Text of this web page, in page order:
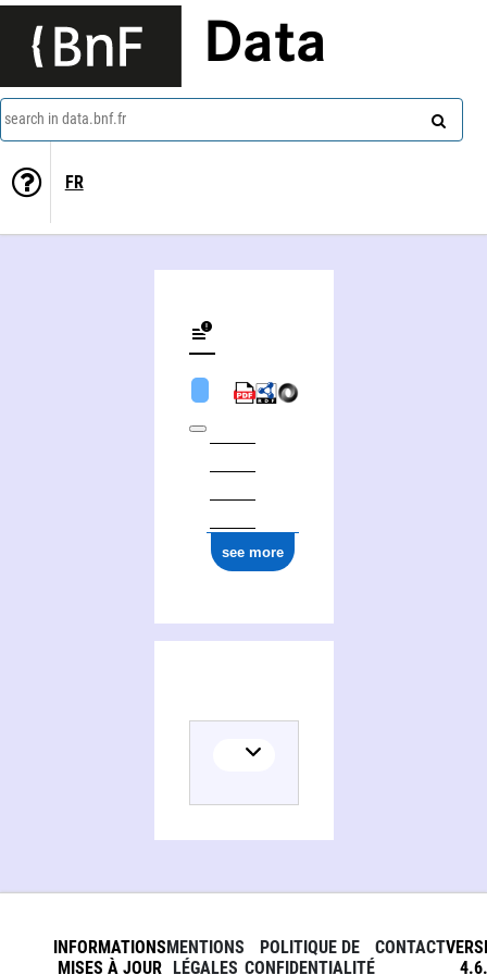
Data
search in data.bnf.fr
FR
see more
INFORMATIONS
MISES À JOUR
MENTIONS
LÉGALES
POLITIQUE DE
CONFIDENTIALITÉ
CONTACT